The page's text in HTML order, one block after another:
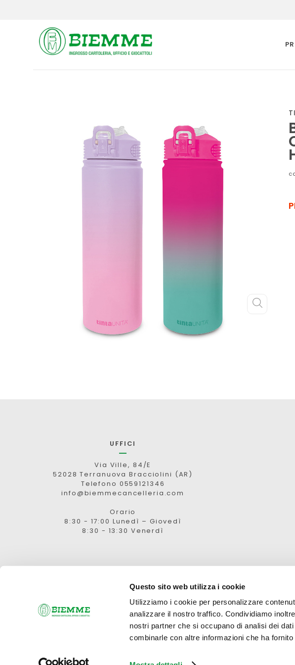
Questo sito web utilizza i cookie
Utilizziamo i cookie per personalizzare
analizzare il nostro traffico. Condividiamo
nostri partner che si occupano di analisi dei
combinarle con altre informazioni che ha
UFFICI
Via Ville, 84/E
52028 Terranuova Bracciolini (AR)
Telefono 0559121346
info@biemmecancelleria.com
Orario
8:30 - 17:00 Lunedì – Giovedì
8:30 - 13:30 Venerdì
Chi siamo News Contatti
METODI DI PAGAMENTO